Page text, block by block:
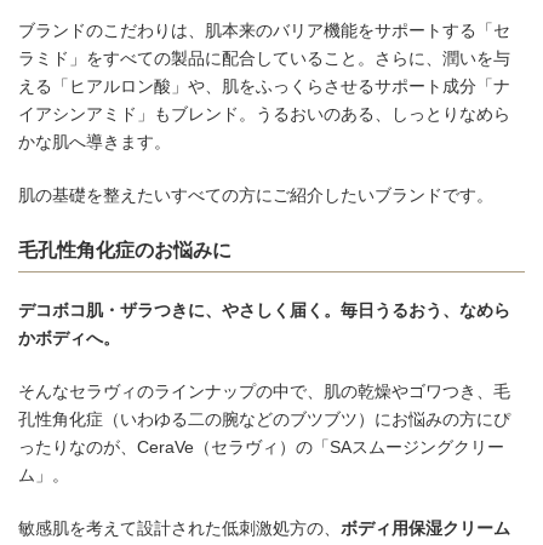
ブランドのこだわりは、肌本来のバリア機能をサポートする「セ
ラミド」をすべての製品に配合していること。さらに、潤いを与
える「ヒアルロン酸」や、肌をふっくらさせるサポート成分「ナ
イアシンアミド」もブレンド。うるおいのある、しっとりなめら
かな肌へ導きます。
肌の基礎を整えたいすべての方にご紹介したいブランドです。
毛孔性角化症のお悩みに
デコボコ肌・ザラつきに、やさしく届く。毎日うるおう、なめら
かボディへ。
そんなセラヴィのラインナップの中で、肌の乾燥やゴワつき、毛
孔性角化症（いわゆる二の腕などのブツブツ）にお悩みの方にぴ
ったりなのが、CeraVe（セラヴィ）の「SAスムージングクリー
ム」。
敏感肌を考えて設計された低刺激処方の、 ボディ用保湿クリーム